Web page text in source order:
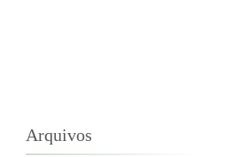
Arquivos